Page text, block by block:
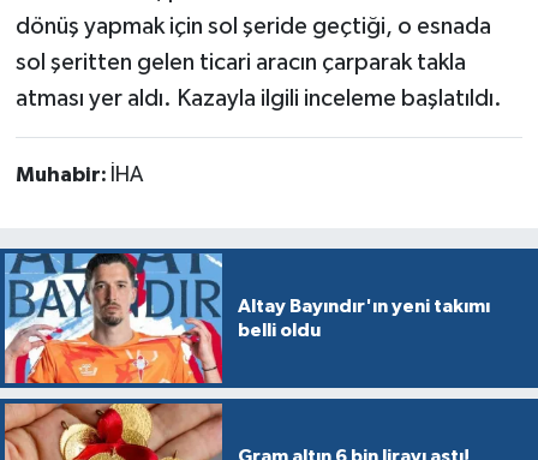
dönüş yapmak için sol şeride geçtiği, o esnada
sol şeritten gelen ticari aracın çarparak takla
atması yer aldı. Kazayla ilgili inceleme başlatıldı.
Muhabir: İHA
Altay Bayındır'ın yeni takımı
belli oldu